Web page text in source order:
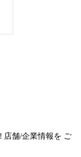
店舗/企業情報を ご